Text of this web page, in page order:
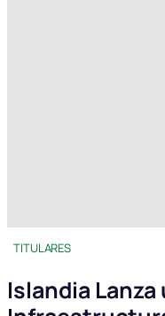
TITULARES
Islandia